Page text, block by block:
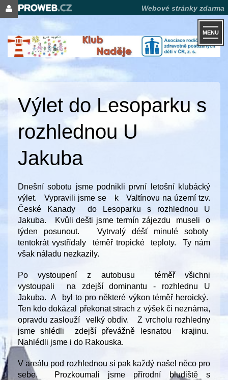
MENU
Výlet do Lesoparku s
rozhlednou U
Jakuba
Dnešní sobotu jsme podnikli první letošní klubácký
výlet. Vypravili jsme se k Valtínovu na území tzv.
České Kanady do Lesoparku s rozhlednou U
Jakuba. Kvůli dešti jsme termín zájezdu museli o
týden posunout. Vytrvalý déšť minulé soboty
tentokrát vystřídaly téměř tropické teploty. Ty nám
však náladu nezkazily.
Po vystoupení z autobusu téměř všichni
vystoupali na zdejší dominantu - rozhlednu U
Jakuba. A byl to pro některé výkon téměř heroický.
Ten kdo dokázal překonat strach z výšek či neznáma,
opravdu zaslouží velký obdiv. Z vrcholu rozhledny
jsme shlédli zdejší převážně lesnatou krajinu.
Nahlédli jsme i do Rakouska.
V areálu pod rozhlednou si pak každý našel něco pro
sebe. Prozkoumali jsme přírodní bludiště s
Webové stránky zdarma